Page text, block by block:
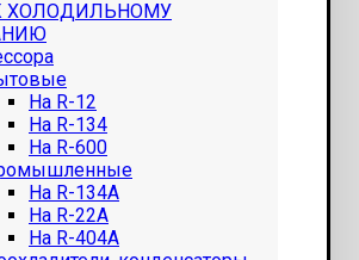
ХОЛОДИЛЬНОМУ
На R-12
На R-134
На R-600
На R-134A
На R-22A
На R-404A